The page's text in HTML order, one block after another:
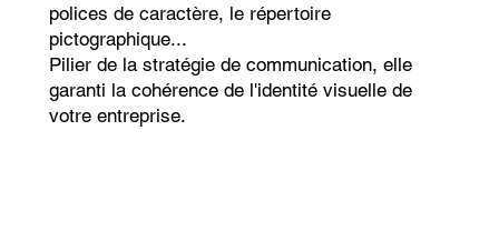
polices de caractère, le répertoire
pictographique...
Pilier de la stratégie de communication, elle
garanti la cohérence de l'identité visuelle de
votre entreprise.